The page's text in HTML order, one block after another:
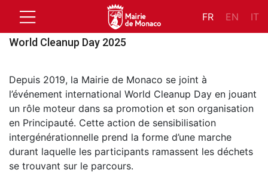
FR EN IT
World Cleanup Day 2025
Depuis 2019, la Mairie de Monaco se joint à
l’événement international World Cleanup Day en jouant
un rôle moteur dans sa promotion et son organisation
en Principauté. Cette action de sensibilisation
intergénérationnelle prend la forme d’une marche
durant laquelle les participants ramassent les déchets
se trouvant sur le parcours.